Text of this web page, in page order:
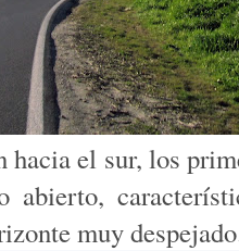
hacia el sur, los
abierto,
muy